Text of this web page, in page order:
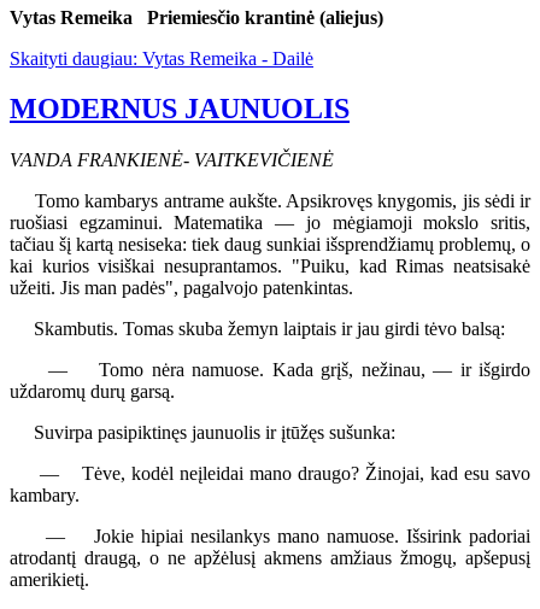
Vytas Remeika Priemiesčio krantinė (aliejus)
Skaityti daugiau: Vytas Remeika - Dailė
MODERNUS JAUNUOLIS
VANDA FRANKIENĖ- VAITKEVIČIENĖ
Tomo kambarys antrame aukšte. Apsikrovęs knygomis, jis sėdi ir
ruošiasi egzaminui. Matematika — jo mėgiamoji mokslo sritis,
tačiau šį kartą nesiseka: tiek daug sunkiai išsprendžiamų problemų, o
kai kurios visiškai nesuprantamos. "Puiku, kad Rimas neatsisakė
užeiti. Jis man padės", pagalvojo patenkintas.
Skambutis. Tomas skuba žemyn laiptais ir jau girdi tėvo balsą:
— Tomo nėra namuose. Kada grįš, nežinau, — ir išgirdo
uždaromų durų garsą.
Suvirpa pasipiktinęs jaunuolis ir įtūžęs sušunka:
— Tėve, kodėl neįleidai mano draugo? Žinojai, kad esu savo
kambary.
— Jokie hipiai nesilankys mano namuose. Išsirink padoriai
atrodantį draugą, o ne apžėlusį akmens amžiaus žmogų, apšepusį
amerikietį.